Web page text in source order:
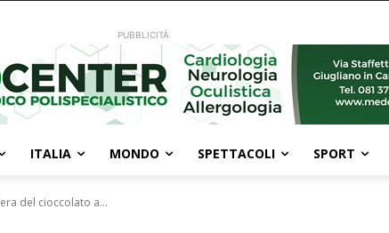
PUBBLICITÀ
ITALIA MONDO SPETTACOLI SPORT
del cioccolato a...